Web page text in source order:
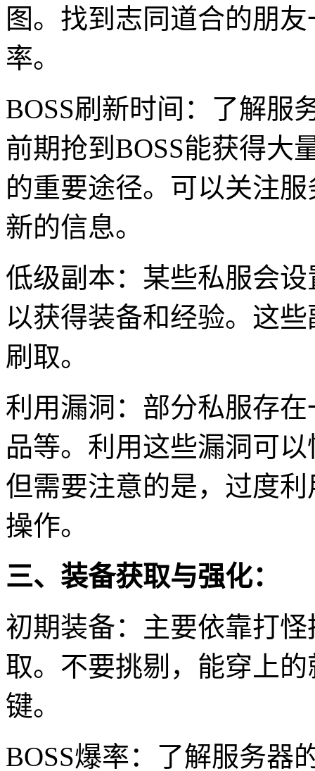
图。找到志同道合的朋
率。
BOSS刷新时间：了解服
前期抢到BOSS能获得大
的重要途径。可以关注
新的信息。
低级副本：某些私服会
以获得装备和经验。这
刷取。
利用漏洞：部分私服存
品等。利用这些漏洞可
但需要注意的是，过度
操作。
三、装备获取与强化：
初期装备：主要依靠打
取。不要挑剔，能穿上
键。
BOSS爆率：了解服务器